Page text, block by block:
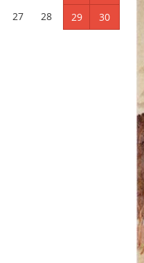
27 28 29
30